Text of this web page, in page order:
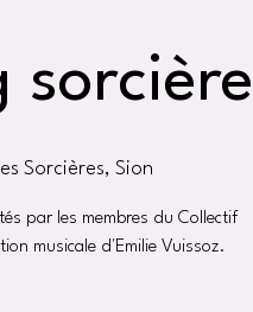
Sorcières, Sion
par les membres du Collectif
musicale d'Emilie Vuissoz.